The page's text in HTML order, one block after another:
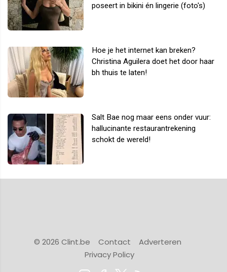
poseert in bikini én lingerie (foto's)
Hoe je het internet kan breken?
Christina Aguilera doet het door haar
bh thuis te laten!
Salt Bae nog maar eens onder vuur:
hallucinante restaurantrekening
schokt de wereld!
© 2026 Clint.be Contact
Adverteren
Privacy Policy